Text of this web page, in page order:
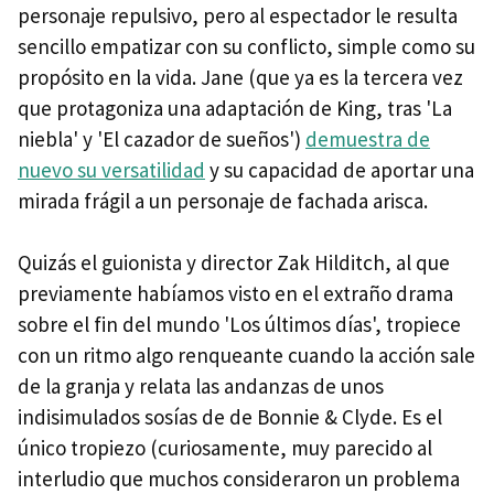
personaje repulsivo, pero al espectador le resulta
sencillo empatizar con su conflicto, simple como su
propósito en la vida. Jane (que ya es la tercera vez
que protagoniza una adaptación de King, tras 'La
niebla' y 'El cazador de sueños') demuestra de
nuevo su versatilidad y su capacidad de aportar una
mirada frágil a un personaje de fachada arisca.
Quizás el guionista y director Zak Hilditch, al que
previamente habíamos visto en el extraño drama
sobre el fin del mundo 'Los últimos días', tropiece
con un ritmo algo renqueante cuando la acción sale
de la granja y relata las andanzas de unos
indisimulados sosías de de Bonnie & Clyde. Es el
único tropiezo (curiosamente, muy parecido al
interludio que muchos consideraron un problema